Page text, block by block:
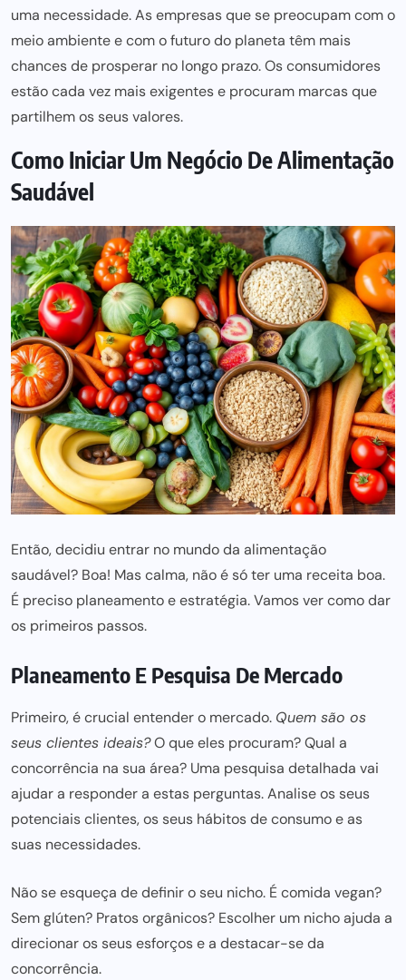
uma necessidade. As empresas que se preocupam com o
meio ambiente e com o futuro do planeta têm mais
chances de prosperar no longo prazo. Os consumidores
estão cada vez mais exigentes e procuram marcas que
partilhem os seus valores.
Como Iniciar Um Negócio De Alimentação
Saudável
Então, decidiu entrar no mundo da alimentação
saudável? Boa! Mas calma, não é só ter uma receita boa.
É preciso planeamento e estratégia. Vamos ver como dar
os primeiros passos.
Planeamento E Pesquisa De Mercado
Primeiro, é crucial entender o mercado. Quem são os
seus clientes ideais?O que eles procuram? Qual a
concorrência na sua área? Uma pesquisa detalhada vai
ajudar a responder a estas perguntas. Analise os seus
potenciais clientes, os seus hábitos de consumo e as
suas necessidades.
Não se esqueça de definir o seu nicho. É comida vegan?
Sem glúten? Pratos orgânicos? Escolher um nicho ajuda a
direcionar os seus esforços e a destacar-se da
concorrência.